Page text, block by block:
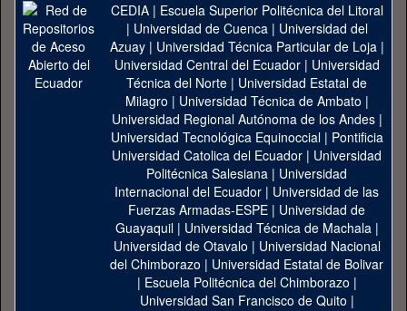
CEDIA| Escuela Superior Politécnica del Litoral
| Universidad de Cuenca| Universidad del
Azuay| Universidad Técnica Particular de Loja|
Universidad Central del Ecuador| Universidad
Técnica del Norte | Universidad Estatal de
Milagro | Universidad Técnica de Ambato |
Universidad Regional Autónoma de los Andes|
Universidad Tecnológica Equinoccial| Pontificia
Universidad Catolica del Ecuador | Universidad
Politécnica Salesiana | Universidad
Internacional del Ecuador | Universidad de las
Fuerzas Armadas-ESPE | Universidad de
Guayaquil| Universidad Técnica de Machala|
Universidad de Otavalo | Universidad Nacional
del Chimborazo | Universidad Estatal de Bolivar
| Escuela Politécnica del Chimborazo |
Universidad San Francisco de Quito |